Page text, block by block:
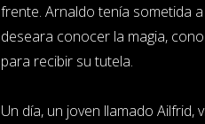
frente. Arnaldo tenía sometida
deseara conocer la magia,
para recibir su tutela.
Un día, un joven llamado